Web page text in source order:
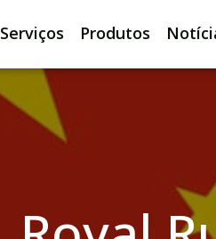
Serviços Produtos